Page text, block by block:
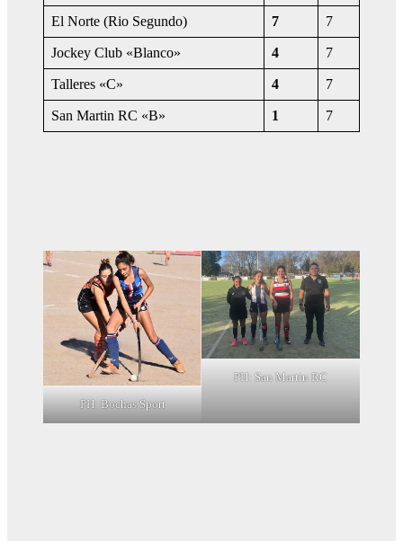
El Norte (Rio Segundo) 7 7
Jockey Club «Blanco» 4 7
Talleres «C» 4 7
San Martin RC «B» 1 7
PH: Bochas Sport
PH: San Martin RC